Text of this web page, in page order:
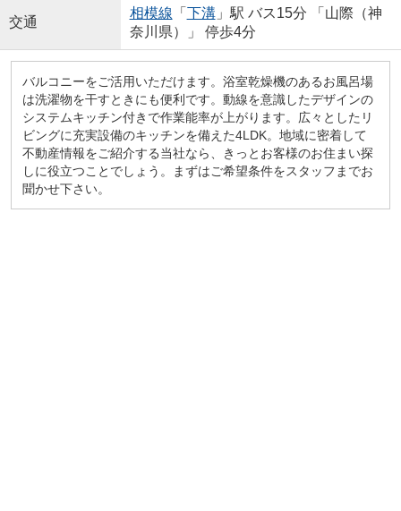
交通
相模線 「 下溝」駅 バス15分 「山際（神
奈川県）」 停歩4分
バルコニーをご活用いただけます。浴室乾燥機のあるお風呂場
は洗濯物を干すときにも便利です。動線を意識したデザインの
システムキッチン付きで作業能率が上がります。広々としたリ
ビングに充実設備のキッチンを備えた4LDK。地域に密着して
不動産情報をご紹介する当社なら、きっとお客様のお住まい探
しに役立つことでしょう。まずはご希望条件をスタッフまでお
聞かせ下さい。